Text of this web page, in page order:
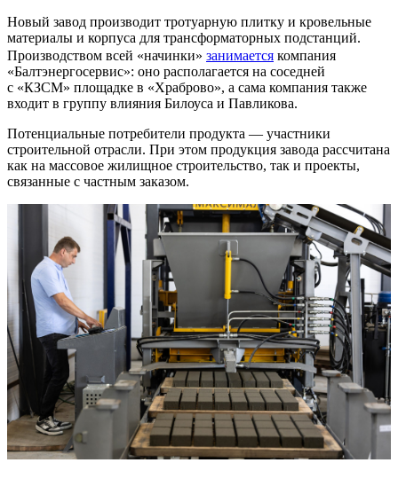
Новый завод производит тротуарную плитку и кровельные
материалы и корпуса для трансформаторных подстанций.
Производством всей «начинки» занимается компания
«Балтэнергосервис»: оно располагается на соседней
с «КЗСМ» площадке в «Храброво», а сама компания также
входит в группу влияния Билоуса и Павликова.
Потенциальные потребители продукта — участники
строительной отрасли. При этом продукция завода рассчитана
как на массовое жилищное строительство, так и проекты,
связанные с частным заказом.